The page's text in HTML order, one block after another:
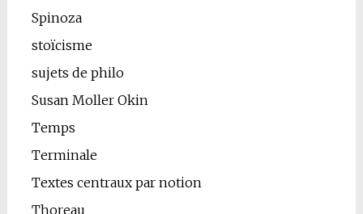
Spinoza
stoïcisme
sujets de philo
Susan Moller Okin
Temps
Terminale
Textes centraux par notion
Thoreau